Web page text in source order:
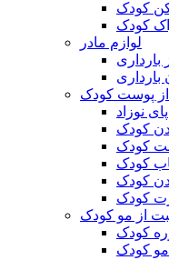
کودک
کودک
لوازم مادر
بارداری
بارداری
پوست کودک
نوزاد
کودک
کودک
کودک
کودک
کودک
از مو کودک
کودک
کودک